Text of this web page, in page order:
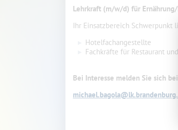
Lehrkraft (m/w/d) für
Ihr Einsatzbereich Schwerpunkt
Hotelfachangestellte
Fachkräfte für Restaurant
Bei Interesse melden Sie sich